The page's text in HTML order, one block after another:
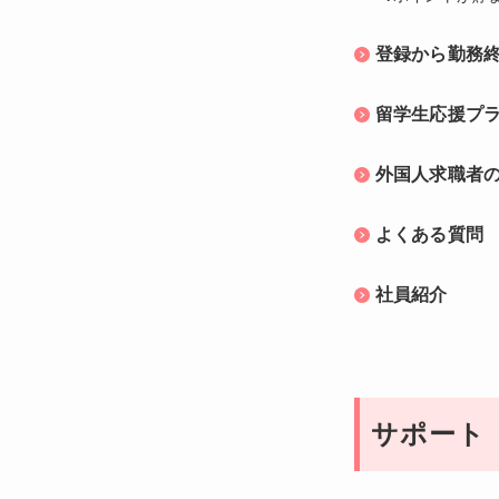
登録から勤務
留学生応援プ
外国人求職者
よくある質問
社員紹介
サポート